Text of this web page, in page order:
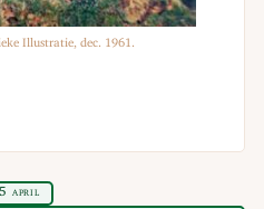
Illustratie, dec. 1961.
april